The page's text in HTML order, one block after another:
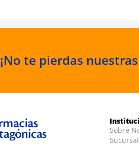
¡No te pierdas
Sobre